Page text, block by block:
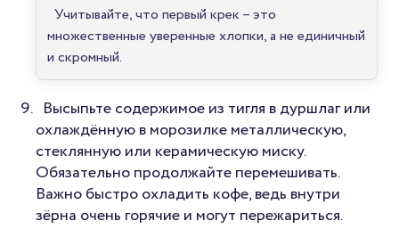
Учитывайте, что первый крек – это
множественные уверенные хлопки, а не единичный
и скромный.
Высыпьте содержимое из тигля в дуршлаг или
охлаждённую в морозилке металлическую,
стеклянную или керамическую миску.
Обязательно продолжайте перемешивать.
Важно быстро охладить кофе, ведь внутри
зёрна очень горячие и могут пережариться.